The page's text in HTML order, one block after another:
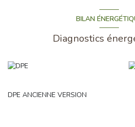
BILAN
Diagnostics
DPE ANCIENNE VERSION